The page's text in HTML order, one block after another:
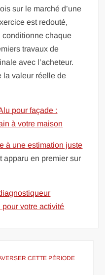
sur le marché d’une
est redouté,
conditionne chaque
travaux de
avec l’acheteur.
la valeur réelle de
pour façade :
à votre maison
à une estimation juste
apparu en premier sur
pour votre activité
CETTE PÉRIODE